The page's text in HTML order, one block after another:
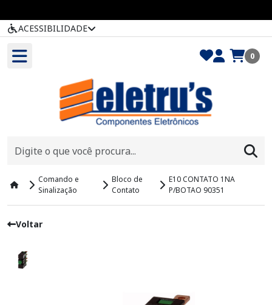
ACESSIBILIDADE
0
Comando e
Sinalização
Bloco de
Contato
E10 CONTATO 1NA
P/BOTAO 90351
Voltar